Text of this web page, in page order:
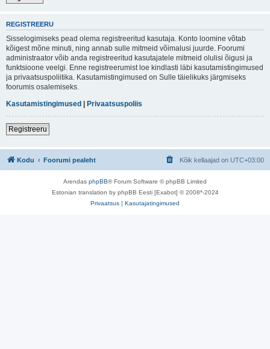
REGISTREERU
Sisselogimiseks pead olema registreeritud kasutaja. Konto loomine võtab
kõigest mõne minuti, ning annab sulle mitmeid võimalusi juurde. Foorumi
administraator võib anda registreeritud kasutajatele mitmeid olulisi õigusi ja
funktsioone veelgi. Enne registreerumist loe kindlasti läbi kasutamistingimused
ja privaatsuspoliitika. Kasutamistingimused on Sulle täielikuks järgmiseks
foorumis osalemiseks.
Kasutamistingimused | Privaatsuspoliis
Registreeru
Kodu Foorumi pealeht Kõik kellaajad on UTC+03:00
Arendas phpBB® Forum Software © phpBB Limited
Estonian translation by phpBB Eesti [Exabot] © 2008*-2024
Privaatsus | Kasutajatingimused